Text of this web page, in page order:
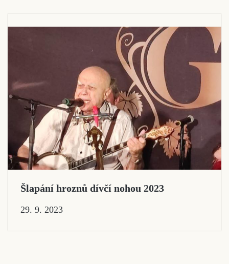
Šlapání hroznů dívčí nohou 2023
29. 9. 2023